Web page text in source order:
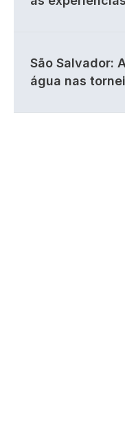
São Salvador:
água nas